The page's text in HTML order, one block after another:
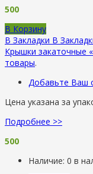
500
В Корзину
В Закладки В
Крышки закаточные
товары.
Добавьте Ваш
Цена указана за
Подробнее >>
500
Наличие: 0 в